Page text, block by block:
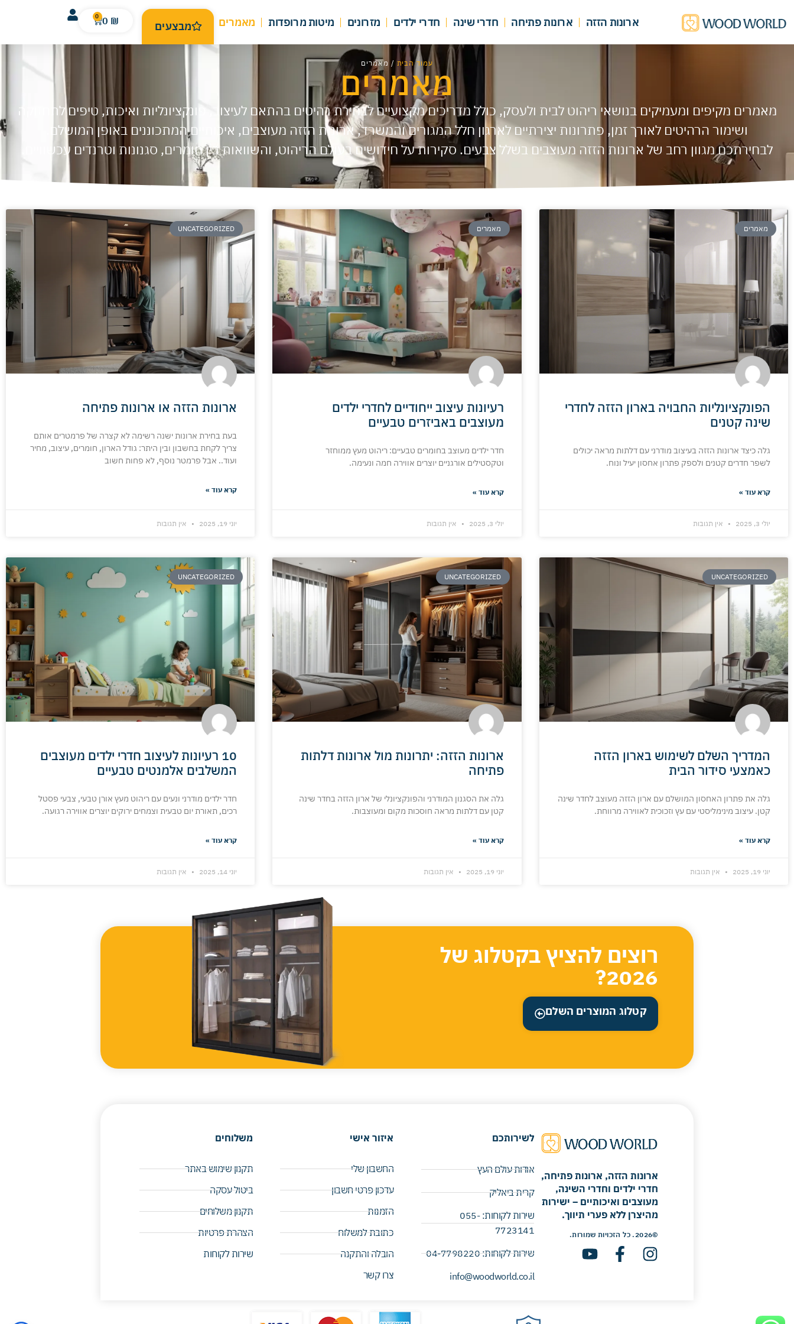
ארונות הזזה ארונות פתיחה חדרי שינה חדרי ילדים מזרונים מיטות מרופדות מאמרים מבצעים 0 ₪
0
עמוד הבית / מאמרים
מאמרים
מאמרים מקיפים ומעמיקים בנושאי ריהוט לבית ולעסק, כולל מדריכים מקצועיים לבחירת רהיטים בהתאם לעיצוב, פונקציונליות ואיכות, טיפים לתחזוקה
ושימור הרהיטים לאורך זמן, פתרונות יצירתיים לארגון חלל המגורים והמשרד, ארונות הזזה מעוצבים, איכותיים המתכוננים באופן המושלם.
לבחירתכם מגוון רחב של ארונות הזזה מעוצבים בשלל צבעים. סקירות על חידושים בעולם הריהוט, והשוואות בין חומרים, סגנונות וטרנדים עכשוויים.
מאמרים
הפונקציונליות החבויה בארון הזזה לחדרי
שינה קטנים
גלה כיצד ארונות הזזה בעיצוב מודרני עם דלתות מראה יכולים
לשפר חדרים קטנים ולספק פתרון אחסון יעיל ונוח.
קרא עוד »
יולי 3, 2025 אין תגובות
מאמרים
רעיונות עיצוב ייחודיים לחדרי ילדים
מעוצבים באביזרים טבעיים
חדר ילדים מעוצב בחומרים טבעיים: ריהוט מעץ ממוחזר
וטקסטילים אורגניים יוצרים אווירה חמה ונעימה.
קרא עוד »
יולי 3, 2025 אין תגובות
UNCATEGORIZED
ארונות הזזה או ארונות פתיחה
בעת בחירת ארונות ישנה רשימה לא קצרה של פרמטרים אותם
צריך לקחת בחשבון ובין היתר: גודל הארון, חומרים, עיצוב, מחיר
ועוד.. אבל פרמטר נוסף, לא פחות חשוב
קרא עוד »
יוני 19, 2025 אין תגובות
UNCATEGORIZED
המדריך השלם לשימוש בארון הזזה
כאמצעי סידור הבית
גלה את פתרון האחסון המושלם עם ארון הזזה מעוצב לחדר שינה
קטן. עיצוב מינימליסטי עם עץ וזכוכית לאווירה מרווחת.
קרא עוד »
יוני 19, 2025 אין תגובות
UNCATEGORIZED
ארונות הזזה: יתרונות מול ארונות דלתות
פתיחה
גלה את הסגנון המודרני והפונקציונלי של ארון הזזה בחדר שינה
קטן עם דלתות מראה חוסכות מקום ומעוצבות.
קרא עוד »
יוני 19, 2025 אין תגובות
UNCATEGORIZED
10 רעיונות לעיצוב חדרי ילדים מעוצבים
המשלבים אלמנטים טבעיים
חדר ילדים מודרני ונעים עם ריהוט מעץ אורן טבעי, צבעי פסטל
רכים, תאורת יום טבעית וצמחים ירוקים יוצרים אווירה רגועה.
קרא עוד »
יוני 14, 2025 אין תגובות
רוצים להציץ בקטלוג של
2026?
קטלוג המוצרים השלם
ארונות הזזה, ארונות פתיחה,
חדרי ילדים וחדרי השינה,
מעוצבים ואיכותיים – ישירות
מהיצרן ללא פערי תיווך.
©2026. כל הזכויות שמורות.
לשירותכם
אודות עולם העץ
קרית ביאליק
שירות לקוחות: 055-
7723141 ​
שירות לקוחות: 04-7798220 ​
info@woodworld.co.il
איזור אישי
החשבון שלי
עדכון פרטי חשבון
הזמנות
כתובת למשלוח
הובלה והתקנה
צרו קשר
משלוחים
תקנון שימוש באתר
ביטול עסקה
תקנון משלוחים
הצהרת פרטיות
שירות לקוחות